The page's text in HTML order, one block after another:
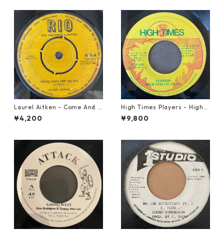
Laurel Aitken - Come And L
et Us Go【7-21779】
¥4,200
High Times Players - High T
imes Theme【7-21926】
¥9,800